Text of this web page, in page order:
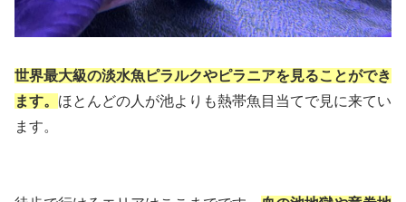
世界最大級の淡水魚ピラルクやピラニアを見ることができ
ます。 ほとんどの人が池よりも熱帯魚目当てで見に来てい
ます。